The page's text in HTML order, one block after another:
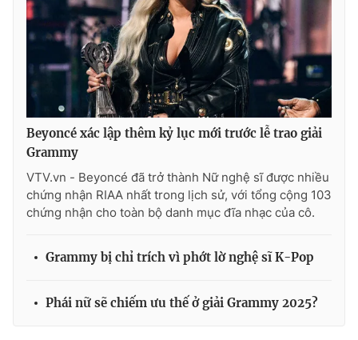
Beyoncé xác lập thêm kỷ lục mới trước lễ trao giải
Grammy
VTV.vn - Beyoncé đã trở thành Nữ nghệ sĩ được nhiều
chứng nhận RIAA nhất trong lịch sử, với tổng cộng 103
chứng nhận cho toàn bộ danh mục đĩa nhạc của cô.
Grammy bị chỉ trích vì phớt lờ nghệ sĩ K-Pop
Phái nữ sẽ chiếm ưu thế ở giải Grammy 2025?